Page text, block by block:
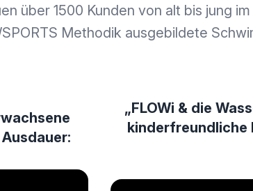
über 1500 Kunden von alt bis jung
Methodik ausgebildete
„FLOWi & die
kinderfreundliche